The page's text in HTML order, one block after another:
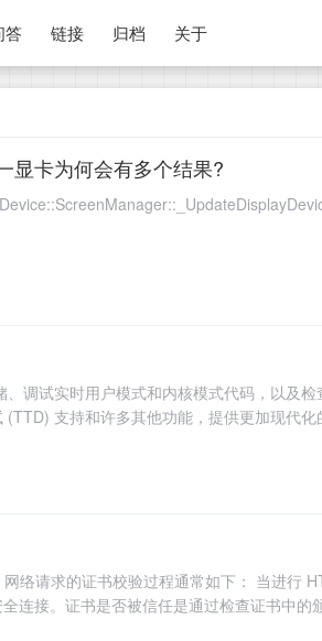
答 链接 归档 关于
显卡为何会有多个结果?
{
调试实时用户模式和内核模式代码，以及
支持和许多其他功能，提供更加现代
络请求的证书校验过程通常如下： 当进行
连接。证书是否被信任是通过检查证书中的